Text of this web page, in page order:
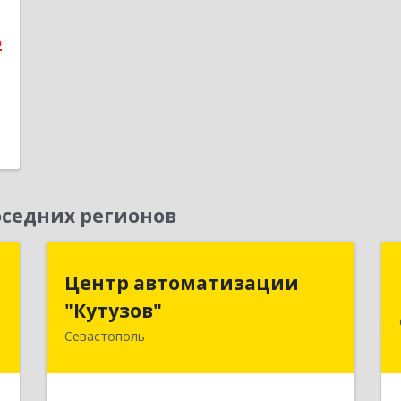
регионов
Центр автоматизации
"Кутузов"
Севастополь
"Кутузов"
299011, Севастополь г, Генерала